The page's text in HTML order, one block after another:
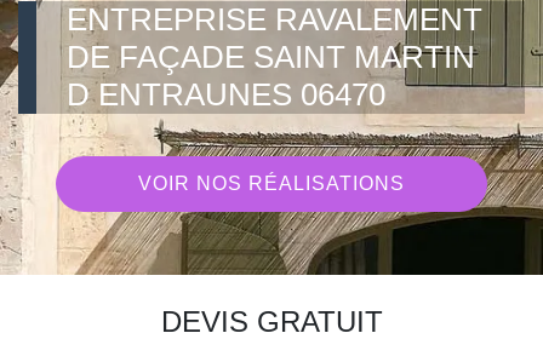
ENTREPRISE RAVALEMENT
DE FAÇADE SAINT MARTIN
D ENTRAUNES 06470
VOIR NOS RÉALISATIONS
DEVIS GRATUIT